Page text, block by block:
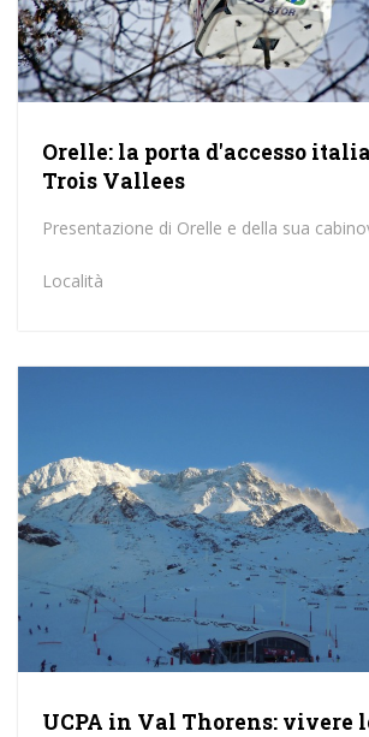
Orelle: la porta d'accesso
Trois Vallees
Presentazione di Orelle e della sua
Località
UCPA in Val Thorens: vivere